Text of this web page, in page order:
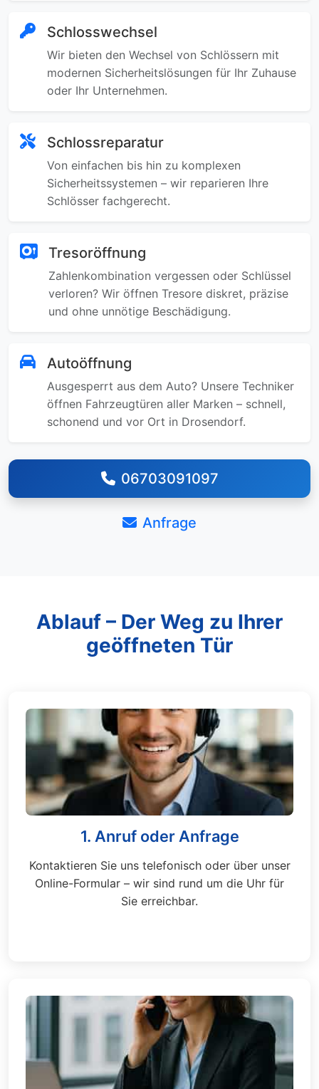
Schlosswechsel
Wir bieten den Wechsel von Schlössern mit
modernen Sicherheitslösungen für Ihr Zuhause
oder Ihr Unternehmen.
Schlossreparatur
Von einfachen bis hin zu komplexen
Sicherheitssystemen – wir reparieren Ihre
Schlösser fachgerecht.
Tresoröffnung
Zahlenkombination vergessen oder Schlüssel
verloren? Wir öffnen Tresore diskret, präzise
und ohne unnötige Beschädigung.
Autoöffnung
Ausgesperrt aus dem Auto? Unsere Techniker
öffnen Fahrzeugtüren aller Marken – schnell,
schonend und vor Ort in Drosendorf.
06703091097
Anfrage
Ablauf – Der Weg zu Ihrer
geöffneten Tür
1. Anruf oder Anfrage
Kontaktieren Sie uns telefonisch oder über unser
Online-Formular – wir sind rund um die Uhr für
Sie erreichbar.